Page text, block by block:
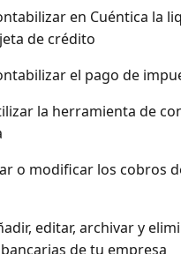
en Cuéntica la
de crédito
el pago de
la herramienta de
o modificar los cobros
editar, archivar y
de tu empresa